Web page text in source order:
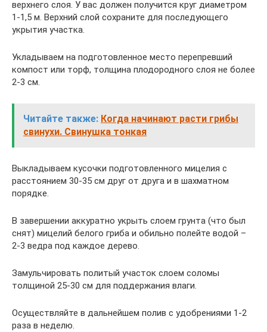
верхнего слоя. У вас должен получится круг диаметром
1-1,5 м. Верхний слой сохраните для последующего
укрытия участка.
Укладываем на подготовленное место перепревший
компост или торф, толщина плодородного слоя не более
2-3 см.
Читайте также: Когда начинают расти грибы
свинухи. Свинушка тонкая
Выкладываем кусочки подготовленного мицелия с
расстоянием 30-35 см друг от друга и в шахматном
порядке.
В завершении аккуратно укрыть слоем грунта (что был
снят) мицелий белого гриба и обильно полейте водой –
2-3 ведра под каждое дерево.
Замульчировать политый участок слоем соломы
толщиной 25-30 см для поддержания влаги.
Осуществляйте в дальнейшем полив с удобрениями 1-2
раза в неделю.